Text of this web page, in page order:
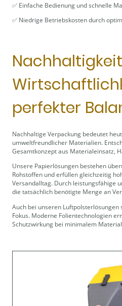
✅ Einfache Bedienung und schnelle
✅ Niedrige Betriebskosten durch
perfekter
Nachhaltige Verpackung bedeutet
umweltfreundlicher Materialien.
Gesamtkonzept aus Materialeinsatz,
Unsere Papierlösungen bestehen
Rohstoffen und erfüllen gleichzeitig
Versandalltag. Durch leistungsfähige
die tatsächlich benötigte Menge an
Auch bei unseren Luftpolsterlösungen
Fokus. Moderne Folientechnologien
Schutzwirkung bei minimalem